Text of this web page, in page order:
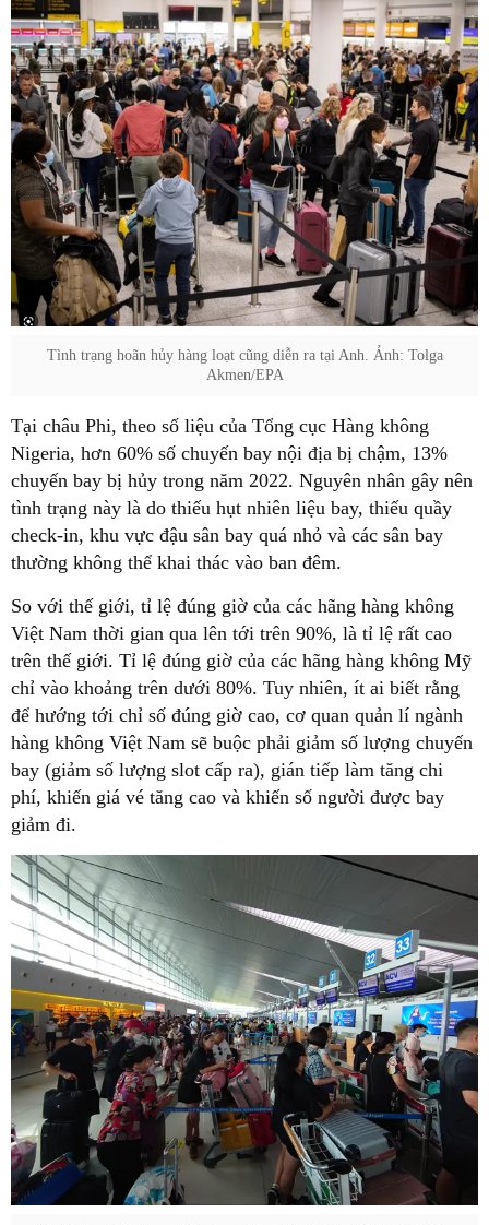
Tình trạng hoãn hủy hàng loạt cũng diễn ra tại Anh. Ảnh: Tolga
Akmen/EPA
Tại châu Phi, theo số liệu của Tổng cục Hàng không
Nigeria, hơn 60% số chuyến bay nội địa bị chậm, 13%
chuyến bay bị hủy trong năm 2022. Nguyên nhân gây nên
tình trạng này là do thiếu hụt nhiên liệu bay, thiếu quầy
check-in, khu vực đậu sân bay quá nhỏ và các sân bay
thường không thể khai thác vào ban đêm.
So với thế giới, tỉ lệ đúng giờ của các hãng hàng không
Việt Nam thời gian qua lên tới trên 90%, là tỉ lệ rất cao
trên thế giới. Tỉ lệ đúng giờ của các hãng hàng không Mỹ
chỉ vào khoảng trên dưới 80%. Tuy nhiên, ít ai biết rằng
để hướng tới chỉ số đúng giờ cao, cơ quan quản lí ngành
hàng không Việt Nam sẽ buộc phải giảm số lượng chuyến
bay (giảm số lượng slot cấp ra), gián tiếp làm tăng chi
phí, khiến giá vé tăng cao và khiến số người được bay
giảm đi.